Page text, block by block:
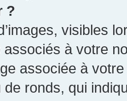
?
visibles
à votre
associée à
ronds, qui